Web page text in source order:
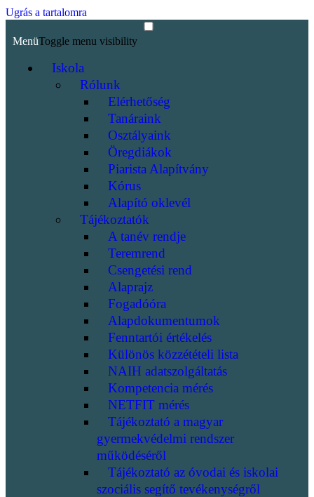
Ugrás a tartalomra
MenüToggle menu visibility
Iskola
Rólunk
Elérhetőség
Tanáraink
Osztályaink
Öregdiákok
Piarista Alapítvány
Kórus
Alapító oklevél
Tájékoztatók
A tanév rendje
Teremrend
Csengetési rend
Alaprajz
Fogadóóra
Alapdokumentumok
Fenntartói értékelés
Különös közzétételi lista
NAIH adatszolgáltatás
Kompetencia mérés
NETFIT mérés
Tájékoztató a magyar
gyermekvédelmi rendszer
működéséről
Tájékoztató az óvodai és iskolai
szociális segítő tevékenységről